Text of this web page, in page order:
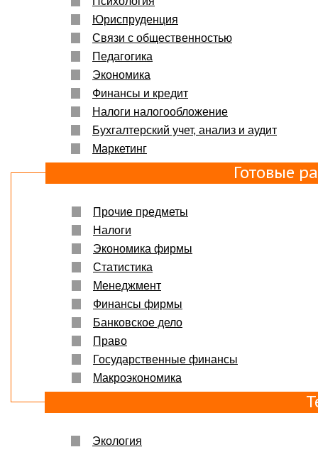
Юриспруденция
Связи с общественностью
Педагогика
Экономика
Финансы и кредит
Налоги налогообложение
Бухгалтерский учет, анализ и аудит
Маркетинг
Готовые
Прочие предметы
Налоги
Экономика фирмы
Статистика
Менеджмент
Финансы фирмы
Банковское дело
Право
Государственные финансы
Макроэкономика
Экология